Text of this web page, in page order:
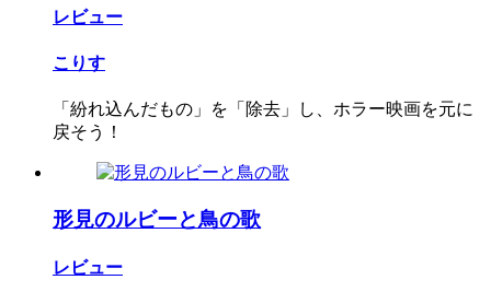
レビュー
こりす
「紛れ込んだもの」を「除去」し、ホラー映画を元に
戻そう！
形見のルビーと鳥の歌
レビュー